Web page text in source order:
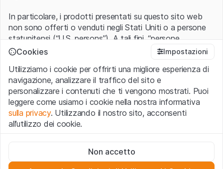
In particolare, i prodotti presentati su questo sito web
non sono offerti o venduti negli Stati Uniti o a persone
statunitensi (“U.S. persons”). A tali fini, “persone
statunitensi” vanno intese nel significato ad esse ascritto
1933 che include le persone residenti negli Stati Uniti
d’America, le società per azioni e le altre forme societarie
americane.
Condizioni di utilizzo e informazioni legali
Con l’accesso al sito web (di seguito, il “Sito”) si dichiara
avvertenze importanti e le condizioni di utilizzo ivi rese
Cookies Impostazioni
Utilizziamo i cookie per offrirti una migliore esperienza di
navigazione, analizzare il traffico del sito e
personalizzare i contenuti che ti vengono mostrati. Puoi
leggere come usiamo i cookie nella nostra informativa
sulla privacy. Utilizzando il nostro sito, acconsenti
all’utilizzo dei cookie.
Questi cookie sono necessari per il funzionamento del sito
web e non possono essere disattivati.
Non accetto